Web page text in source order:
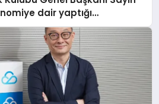
dair yaptığı
kaydetti: